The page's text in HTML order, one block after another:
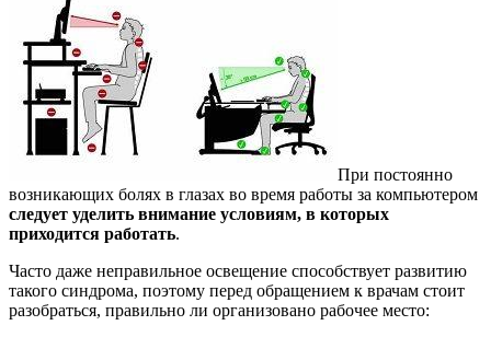
При постоянно
возникающих болях в глазах во время работы за компьютером
следует уделить внимание условиям, в которых
приходится работать.
Часто даже неправильное освещение способствует развитию
такого синдрома, поэтому перед обращением к врачам стоит
разобраться, правильно ли организовано рабочее место: